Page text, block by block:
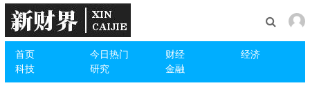
首页 今日热门 财经
经济
科技
研究 金融